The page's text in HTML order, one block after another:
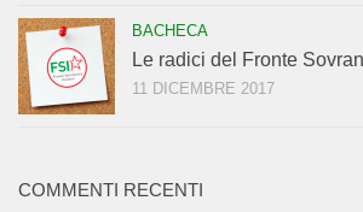
BACHECA
Le radici del Fronte
11 DICEMBRE 2017
COMMENTI RECENTI